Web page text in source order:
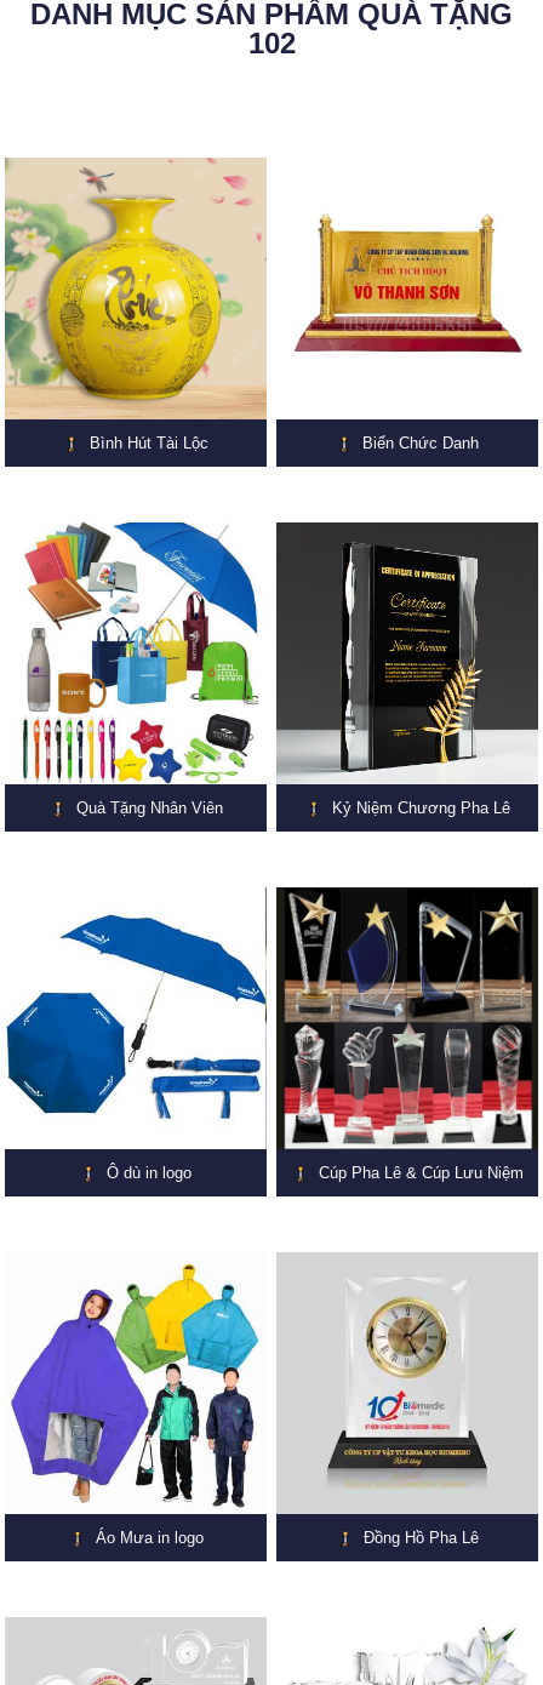
DANH MỤC SẢN PHẨM QUÀ TẶNG
102
Bình Hút Tài Lộc Biển Chức Danh
Quà Tặng Nhân Viên Kỷ Niệm Chương Pha Lê
Ô dù in logo Cúp Pha Lê & Cúp Lưu Niệm
Áo Mưa in logo Đồng Hồ Pha Lê